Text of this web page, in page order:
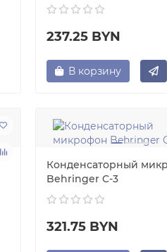
237.25 BYN
В корзину
Конденсаторный
Behringer C-3
321.75 BYN